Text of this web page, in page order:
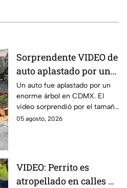
Sorprendente VIDEO de
auto aplastado por un
árbol en CDMX: así fue
el momento exacto
Un auto fue aplastado por un
enorme árbol en CDMX. El
video sorprendió por el tamaño
del árbol que dejó destruido el
05 agosto, 2026
VIDEO: Perrito es
atropellado en calles de